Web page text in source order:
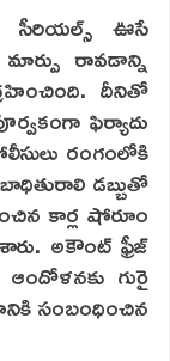
సీరియల్స్ ఊసే
రావడాన్ని
దీనితో
ఫిర్యాదు
రంగంలోకి
డబ్బుతో
కార్ల షోరూం
అకౌంట్ ఫ్రీజ్
గురై
సంబంధించిన